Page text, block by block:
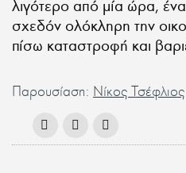
λιγότερο από μία ώρα,
σχεδόν ολόκληρη την
πίσω καταστροφή και
Παρουσίαση: Νίκος Τσέφλιος